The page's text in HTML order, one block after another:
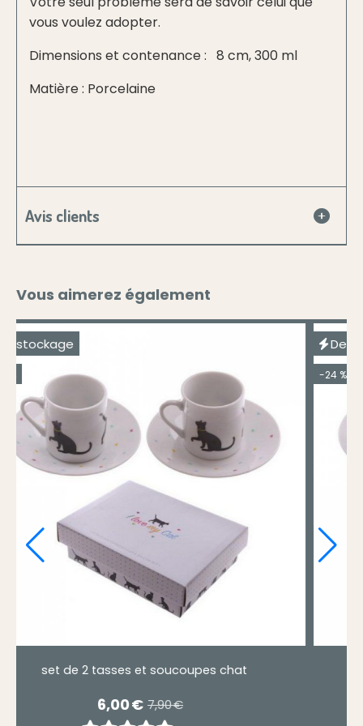
vous voulez adopter.
Dimensions et contenance : 8 cm, 300 ml
Matière : Porcelaine
Avis clients
Vous aimerez également
et soucoupes chat
-24 %